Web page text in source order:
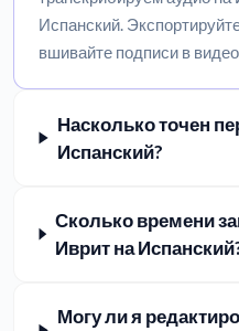
Испанский.
вшивайте подписи в
Насколько точен
Испанский?
Сколько времени
Иврит на
Могу ли я